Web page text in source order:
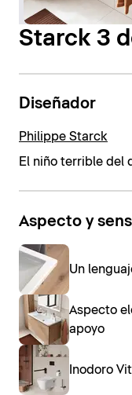
Starck 3
Diseñador
Philippe Starck
El niño terrible del
Aspecto y
Un
Aspecto
apoyo
Inodoro